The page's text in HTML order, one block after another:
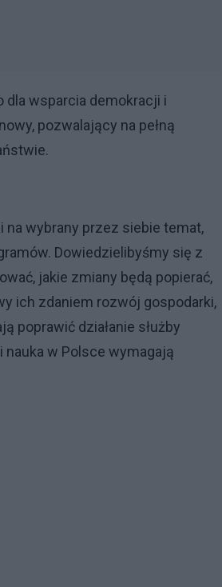
dla wsparcia demokracji i
pozwalający na pełną
na wybrany przez siebie temat,
Dowiedzielibyśmy się z
jakie zmiany będą popierać,
ich zdaniem rozwój gospodarki,
poprawić działanie służby
w Polsce wymagają